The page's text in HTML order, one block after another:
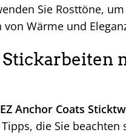
Sie Rosttöne,
Wärme und
Anchor Coats
die Sie beachten